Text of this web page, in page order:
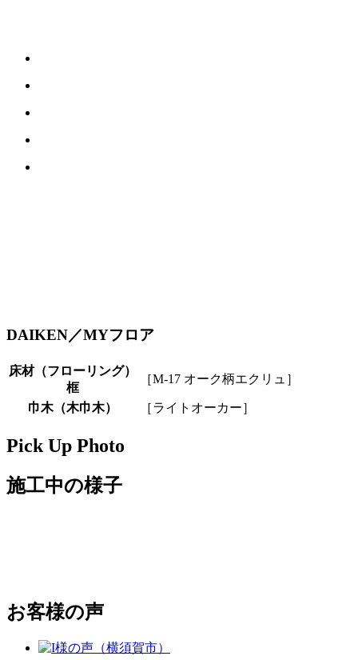
DAIKEN／MYフロア
床材（フローリング）
框
［M-17 オーク柄エクリュ］
巾木（木巾木） ［ライトオーカー］
Pick Up Photo
施工中の様子
お客様の声